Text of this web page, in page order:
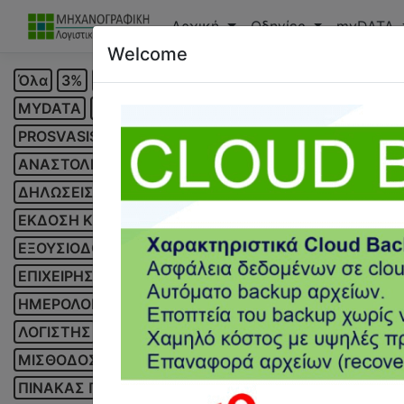
Αρχική Οδηγίες myDATA
Όλα 3% 39Α 4611 ANYDESK CALCULUS
MYDATA
PROSVASIS GO
REST API SMS TABLET TAXIS
ΑΝΑΣΤΟΛΗ
ΑΝΕΡΓΙΑ ΑΝΤΙΓΡΑΦΗ ΛΟΓΙΣΤΙΚΩΝ
ΔΗΛΩΣΕΙΣ
ΔΙΑΒΙΒΑΣΗ ΠΑΡΑΣΤΑΤΙΚΩΝ ΔΙΚΤΥΟ
ΕΚΔΟΣΗ ΚΩΔΙΚΩΝ
ΕΞΟΥΣΙΟΔΟΤΗΣΗ
ΕΠΙΔΟΜΑ ΑΔΕΙΑΣ ΕΠΙΔΟΜΑ
ΕΠΙΧΕΙΡΗΣΗ
ΕΠΙΧΟΡΗΓΗΣΕΙΣ ΕΡΓΑΖΟΜΕΝΟΣ
ΗΜΕΡΟΛΟΓΙΟ
ΚΑΝΟΝΙΚΗ ΑΔΕΙΑ ΚΕΑΟ ΚΕΠΥΟ
ΛΟΓΙΣΤΗΣ
ΛΟΓΙΣΤΙΚΟ ΣΧΕΔΙΟ ΛΟΓΙΣΤΙΚΟΣ ΟΔΗΓΟΣ
ΜΙΣΘΟΔΟΣΙΑ
ΜΙΣΘΟΣ ΜΙΣΘΩΤΗΡΙΑ ΜΥΦ
ΠΙΝΑΚΑΣ ΠΡΟΣΩΠΙΚΟΥ
Welcome